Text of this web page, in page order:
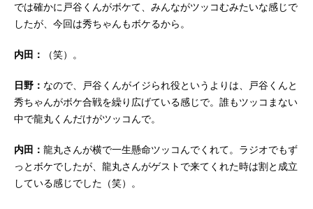
では確かに戸谷くんがボケて、みんながツッコむみたいな感じで
したが、今回は秀ちゃんもボケるから。
内田： （笑）。
日野： なので、戸谷くんがイジられ役というよりは、戸谷くんと
秀ちゃんがボケ合戦を繰り広げている感じで。誰もツッコまない
中で龍丸くんだけがツッコんで。
内田： 龍丸さんが横で一生懸命ツッコんでくれて。ラジオでもず
っとボケでしたが、龍丸さんがゲストで来てくれた時は割と成立
している感じでした（笑）。